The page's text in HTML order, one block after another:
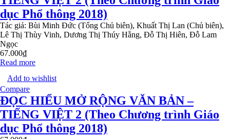
dục Phổ thông 2018)
Tác giả: Bùi Minh Đức (Tổng Chủ biên), Khuất Thị Lan (Chủ biên),
Lê Thị Thùy Vinh, Dương Thị Thúy Hằng, Đỗ Thị Hiên, Đỗ Lam
Ngọc
67.000₫
Read more
Add to wishlist
Compare
ĐỌC HIỂU MỞ RỘNG VĂN BẢN –
TIẾNG VIỆT 2 (Theo Chương trình Giáo
dục Phổ thông 2018)